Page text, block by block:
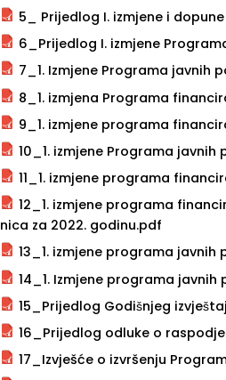
5_ Prijedlog I. izmjene i
6_Prijedlog I. izmjene
7_1. Izmjene Programa javnih
8_1. izmjena Programa
9_1. izmjene programa
10_1. izmjene Programa
11_1. izmjene programa
12_1. izmjene programa
nica za 2022. godinu.pdf
13_1. izmjene programa
14_1. Izmjene programa
15_Prijedlog Godišnjeg
16_Prijedlog odluke o
17_Izvješće o izvršenju